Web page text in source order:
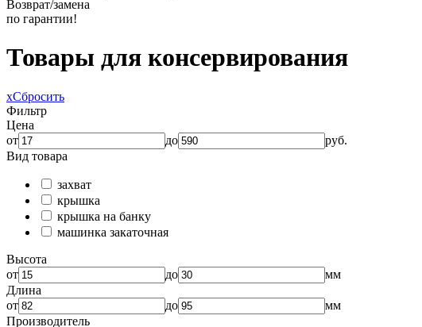
Возврат/замена
по гарантии!
Товары для консервирования
xСбросить
Фильтр
Цена
от
до
руб.
Вид товара
захват
крышка
крышка на банку
машинка закаточная
Высота
от
до
мм
Длина
от
до
мм
Производитель